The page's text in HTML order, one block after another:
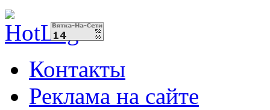
Контакты
Реклама на сайте